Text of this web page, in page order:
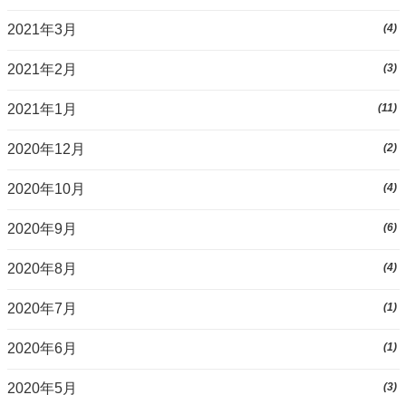
2021年3月 (4)
2021年2月 (3)
2021年1月 (11)
2020年12月 (2)
2020年10月 (4)
2020年9月 (6)
2020年8月 (4)
2020年7月 (1)
2020年6月 (1)
2020年5月 (3)